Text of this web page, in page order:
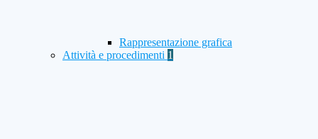
Rappresentazione grafica
Attività e procedimenti 1